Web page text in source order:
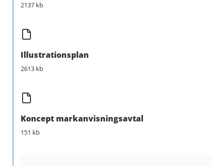
2137 kb
Illustrationsplan
2613 kb
Koncept markanvisningsavtal
151 kb